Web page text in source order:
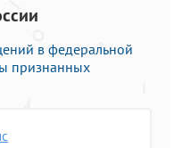
в федеральной
признанных